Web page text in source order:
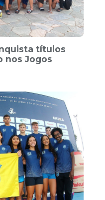
títulos
nos Jogos